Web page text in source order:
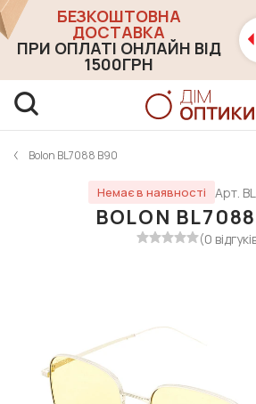
БЕЗКОШТОВНА
ДОСТАВКА
ПРИ ОПЛАТІ ОНЛАЙН ВІД
1500ГРН
Bolon BL7088 B90
Немає в наявності Арт.
BOLON
(0